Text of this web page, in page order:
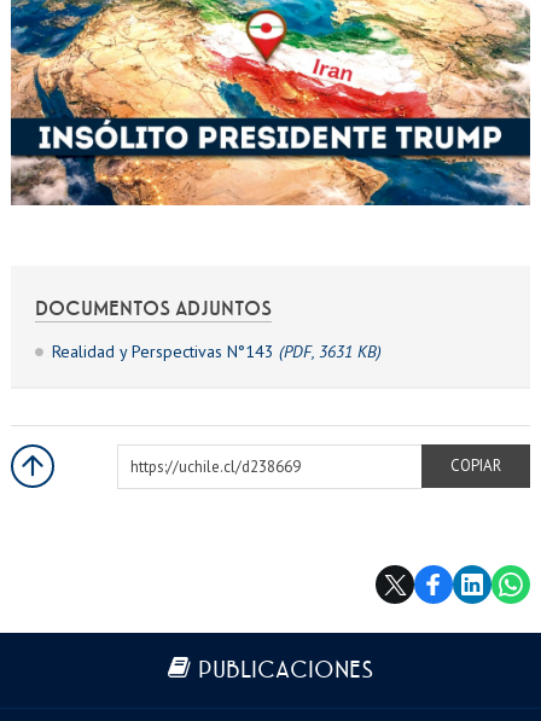
DOCUMENTOS ADJUNTOS
Realidad y Perspectivas N°143 (PDF, 3631 KB)
https://uchile.cl/d238669
COPIAR
Más información
PUBLICACIONES